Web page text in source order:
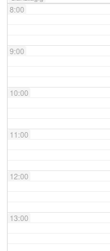
8:00
9:00
10:00
11:00
12:00
13:00